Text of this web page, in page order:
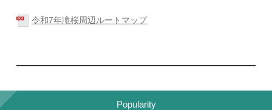
令和7年滝桜周辺ルートマップ
Popularity